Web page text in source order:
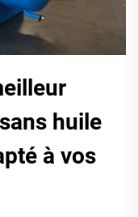
huile
à vos